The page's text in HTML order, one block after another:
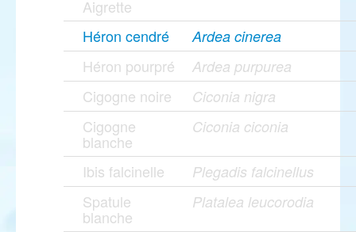
Aigrette
Héron cendré Ardea cinerea
Héron pourpré Ardea purpurea
Cigogne noire Ciconia nigra
Cigogne
blanche
Ciconia ciconia
Ibis falcinelle Plegadis falcinellus
Spatule
blanche
Platalea leucorodia